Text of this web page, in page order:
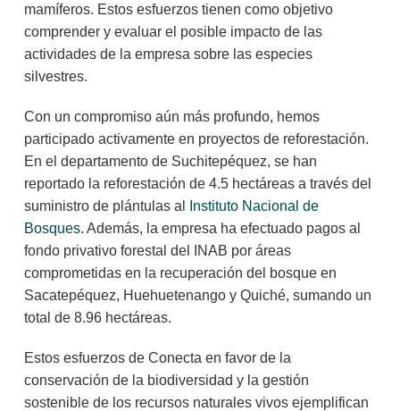
mamíferos. Estos esfuerzos tienen como objetivo
comprender y evaluar el posible impacto de las
actividades de la empresa sobre las especies
silvestres.
Con un compromiso aún más profundo, hemos
participado activamente en proyectos de reforestación.
En el departamento de Suchitepéquez, se han
reportado la reforestación de 4.5 hectáreas a través del
suministro de plántulas al
Instituto Nacional de
Bosques. Además, la empresa ha efectuado pagos al
fondo privativo forestal del INAB por áreas
comprometidas en la recuperación del bosque en
Sacatepéquez, Huehuetenango y Quiché, sumando un
total de 8.96 hectáreas.
Estos esfuerzos de Conecta en favor de la
conservación de la biodiversidad y la gestión
sostenible de los recursos naturales vivos ejemplifican